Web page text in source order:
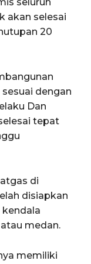
akan selesai
20
dengan
Dan
tepat
di
disiapkan
medan.
memiliki